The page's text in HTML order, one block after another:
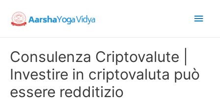
Main
Consulenza Criptovalute |
Investire in criptovaluta può
essere redditizio